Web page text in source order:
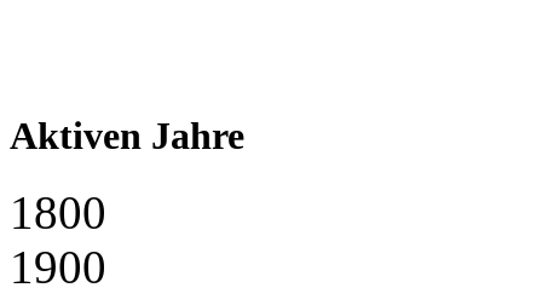
Aktiven Jahre
1800
1900